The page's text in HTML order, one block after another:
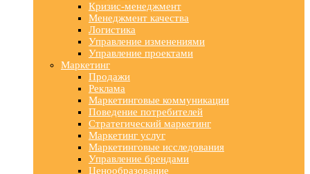
Кризис-менеджмент
Менеджмент качества
Логистика
Управление изменениями
Управление проектами
Маркетинг
Продажи
Реклама
Маркетинговые коммуникации
Поведение потребителей
Стратегический маркетинг
Маркетинг услуг
Маркетинговые исследования
Управление брендами
Ценообразование